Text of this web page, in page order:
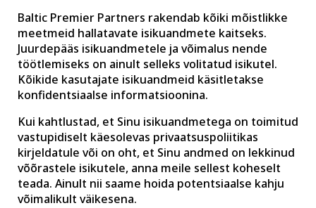
Baltic Premier Partners rakendab kõiki mõistlikke
meetmeid hallatavate isikuandmete kaitseks.
Juurdepääs isikuandmetele ja võimalus nende
töötlemiseks on ainult selleks volitatud isikutel.
Kõikide kasutajate isikuandmeid käsitletakse
konfidentsiaalse informatsioonina.
Kui kahtlustad, et Sinu isikuandmetega on toimitud
vastupidiselt käesolevas privaatsuspoliitikas
kirjeldatule või on oht, et Sinu andmed on lekkinud
võõrastele isikutele, anna meile sellest koheselt
teada. Ainult nii saame hoida potentsiaalse kahju
võimalikult väikesena.